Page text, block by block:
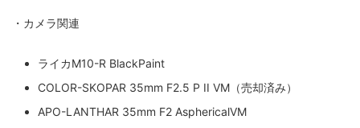
・カメラ関連
ライカM10-R BlackPaint
COLOR-SKOPAR 35mm F2.5 P II VM（売却済み）
APO-LANTHAR 35mm F2 AsphericalVM